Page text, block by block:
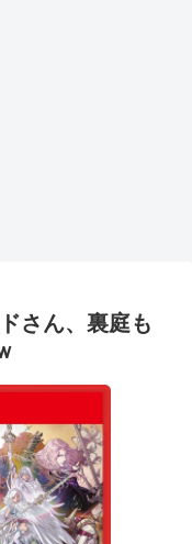
さん、裏庭も